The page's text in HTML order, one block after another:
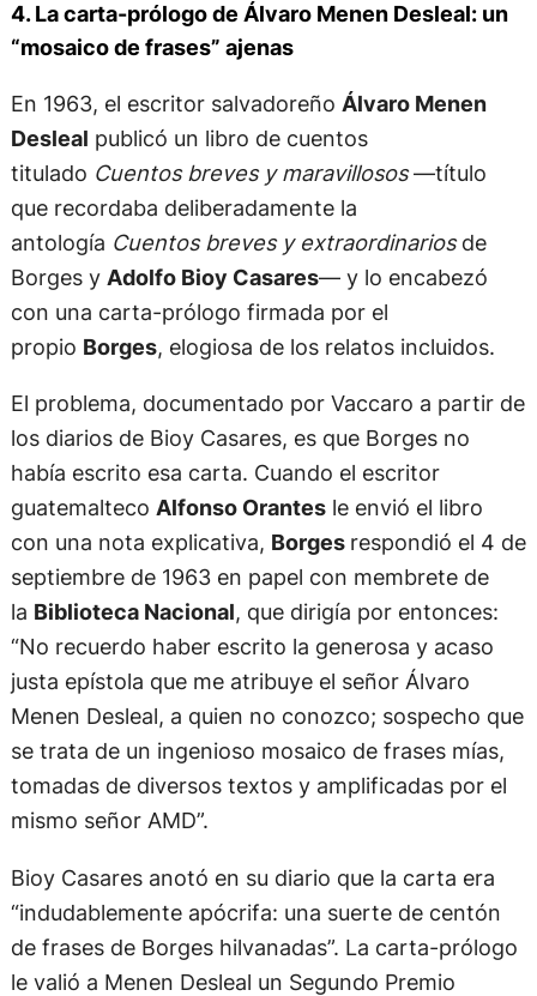
4. La carta-prólogo de Álvaro Menen Desleal: un
“mosaico de frases” ajenas
En 1963, el escritor salvadoreño Álvaro Menen
Desleal publicó un libro de cuentos
titulado Cuentos breves y maravillosos—título
que recordaba deliberadamente la
antología Cuentos breves y extraordinariosde
Borges y Adolfo Bioy Casares— y lo encabezó
con una carta-prólogo firmada por el
propio Borges, elogiosa de los relatos incluidos.
El problema, documentado por Vaccaro a partir de
los diarios de Bioy Casares, es que Borges no
había escrito esa carta. Cuando el escritor
guatemalteco Alfonso Orantesle envió el libro
con una nota explicativa, Borges respondió el 4 de
septiembre de 1963 en papel con membrete de
la Biblioteca Nacional, que dirigía por entonces:
“No recuerdo haber escrito la generosa y acaso
justa epístola que me atribuye el señor Álvaro
Menen Desleal, a quien no conozco; sospecho que
se trata de un ingenioso mosaico de frases mías,
tomadas de diversos textos y amplificadas por el
mismo señor AMD”.
Bioy Casares anotó en su diario que la carta era
“indudablemente apócrifa: una suerte de centón
de frases de Borges hilvanadas”. La carta-prólogo
le valió a Menen Desleal un Segundo Premio